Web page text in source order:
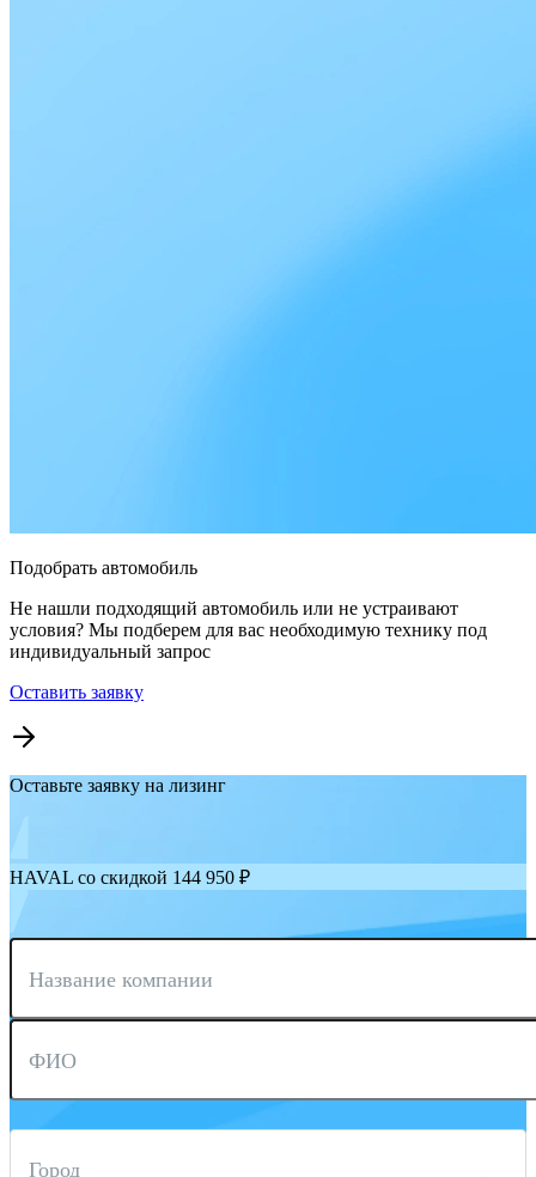
Подобрать автомобиль
Не нашли подходящий автомобиль или не устраивают
условия? Мы подберем для вас необходимую технику под
индивидуальный запрос
Оставить заявку
Оставьте заявку на лизинг
HAVAL со скидкой 144 950 ₽
Название компании
ФИО
Город